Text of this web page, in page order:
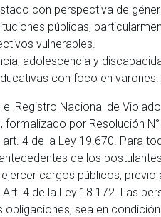
con perspectiva de
públicas,
vulnerables.
adolescencia y
con foco en
Registro Nacional de
por Resolución
4 de la Ley 19.670. Para
de los
cargos públicos,
4 de la Ley 18.172. Las
obligaciones, sea en